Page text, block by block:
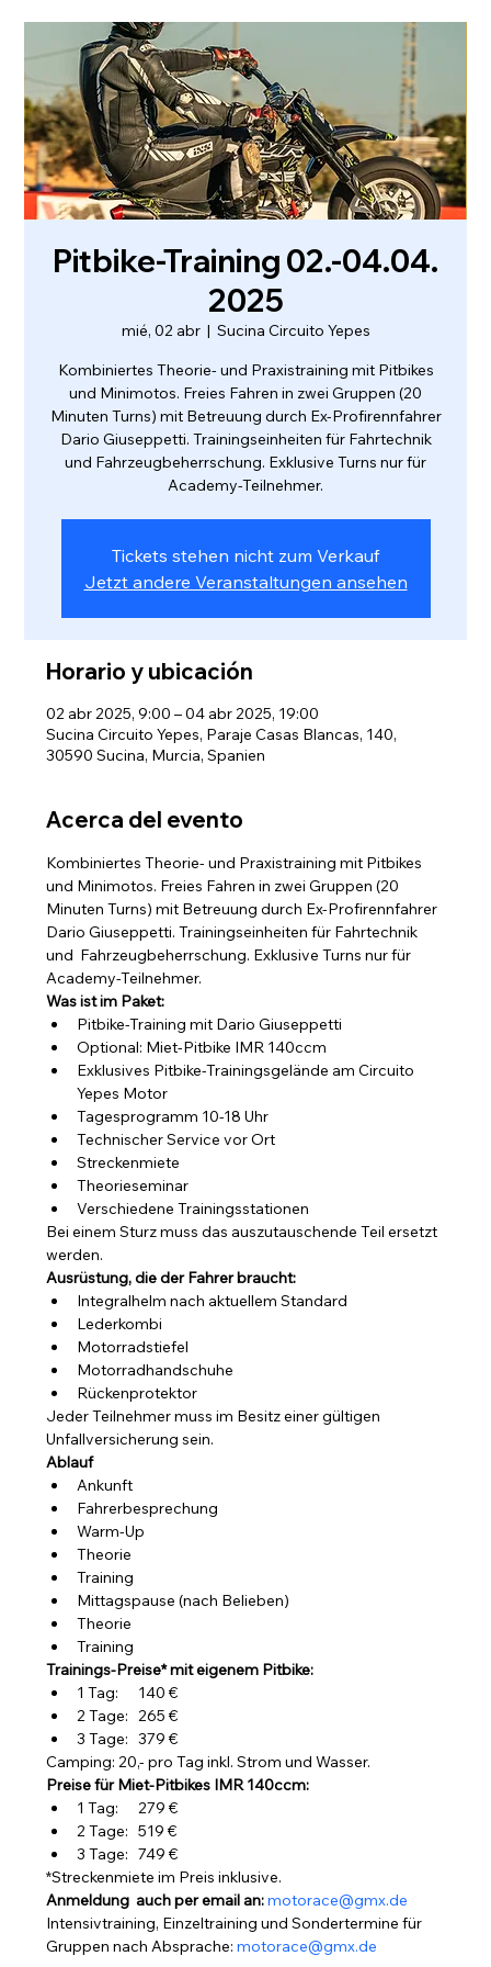
Pitbike-Training 02.-04.04.
2025
mié, 02 abr
  |
Sucina Circuito Yepes
Kombiniertes Theorie- und Praxistraining mit Pitbikes
und Minimotos. Freies Fahren in zwei Gruppen (20
Minuten Turns) mit Betreuung durch Ex-Profirennfahrer
Dario Giuseppetti. Trainingseinheiten für Fahrtechnik
und Fahrzeugbeherrschung. Exklusive Turns nur für
Academy-Teilnehmer.
Tickets stehen nicht zum Verkauf
Jetzt andere Veranstaltungen ansehen
Horario y ubicación
02 abr 2025, 9:00 – 04 abr 2025, 19:00
Sucina Circuito Yepes, Paraje Casas Blancas, 140,
30590 Sucina, Murcia, Spanien
Acerca del evento
Kombiniertes Theorie- und Praxistraining mit Pitbikes
und Minimotos. Freies Fahren in zwei Gruppen (20
Minuten Turns) mit Betreuung durch Ex-Profirennfahrer
Dario Giuseppetti. Trainingseinheiten für Fahrtechnik
und  Fahrzeugbeherrschung. Exklusive Turns nur für
Academy-Teilnehmer.
Was ist im Paket:
Pitbike-Training mit Dario Giuseppetti
Optional: Miet-Pitbike IMR 140ccm
Exklusives Pitbike-Trainingsgelände am Circuito
Yepes Motor
Tagesprogramm 10-18 Uhr
Technischer Service vor Ort
Streckenmiete
Theorieseminar
Verschiedene Trainingsstationen
Bei einem Sturz muss das auszutauschende Teil ersetzt
werden.
Ausrüstung, die der Fahrer braucht:
Integralhelm nach aktuellem Standard
Lederkombi
Motorradstiefel
Motorradhandschuhe
Rückenprotektor
Jeder Teilnehmer muss im Besitz einer gültigen
Unfallversicherung sein.
Ablauf
Ankunft
Fahrerbesprechung
Warm-Up
Theorie
Training
Mittagspause (nach Belieben)
Theorie
Training
Trainings-Preise* mit eigenem Pitbike:
1 Tag:      140 €
2 Tage:   265 €
3 Tage:   379 €
Camping: 20,- pro Tag inkl. Strom und Wasser.
Preise für Miet-Pitbikes IMR 140ccm:
1 Tag:      279 €
2 Tage:   519 €
3 Tage:   749 €
*Streckenmiete im Preis inklusive.
Anmeldung  auch per email an: motorace@gmx.de
Intensivtraining, Einzeltraining und Sondertermine für
Gruppen nach Absprache: motorace@gmx.de